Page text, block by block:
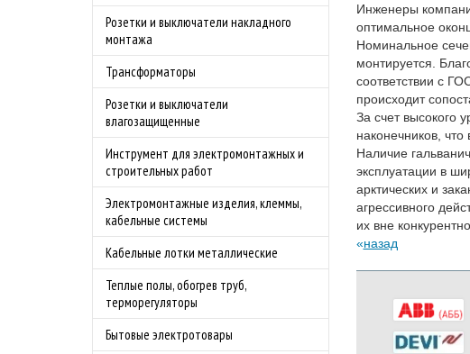
Розетки и выключатели накладного
монтажа
Трансформаторы
Розетки и выключатели
влагозащищенные
Инструмент для электромонтажных и
строительных работ
Электромонтажные изделия, клеммы,
кабельные системы
Кабельные лотки металлические
Теплые полы, обогрев труб,
терморегуляторы
Бытовые электротовары
Инженеры
оптимальное
Номинальное
монтируется.
соответствии с
происходит
За счет высокого
наконечников,
Наличие
эксплуатации в
арктических и
агрессивного
их вне
назад